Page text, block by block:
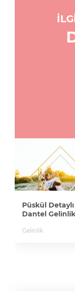
Püskül Detaylı
Dantel Gelinlik
Gelinlik